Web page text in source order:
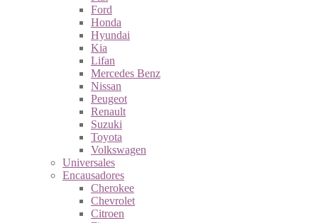
Ford
Honda
Hyundai
Kia
Lifan
Mercedes Benz
Nissan
Peugeot
Renault
Suzuki
Toyota
Volkswagen
Universales
Encausadores
Cherokee
Chevrolet
Citroen